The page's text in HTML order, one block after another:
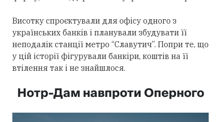
Висотку спроєктували для офісу одного з
українських банків і планували збудувати її
неподалік станції метро “Славутич”. Попри те, що
у цій історії фігурували банкіри, коштів на її
втілення так і не знайшлося.
Нотр-Дам навпроти Оперного